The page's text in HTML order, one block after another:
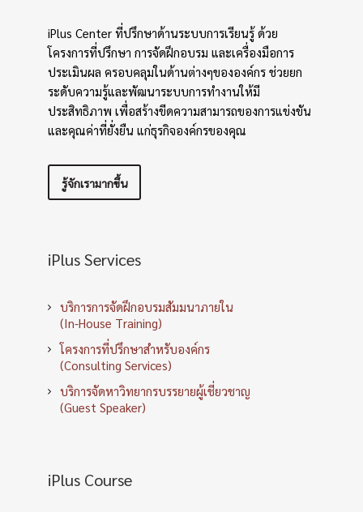
iPlus Center ที่ปรึกษาด้านระบบการเรียนรู้ ด้วย
โครงการที่ปรึกษา การจัดฝึกอบรม และเครื่องมือการ
ประเมินผล ครอบคลุมในด้านต่างๆขององค์กร ช่วยยก
ระดับความรู้และพัฒนาระบบการทำงานให้มี
ประสิทธิภาพ เพื่อสร้างขีดความสามารถของการแข่งขัน
และคุณค่าที่ยั่งยืน แก่ธุรกิจองค์กรของคุณ
รู้จักเรามากขึ้น
iPlus Services
บริการการจัดฝึกอบรมสัมมนาภายใน
(In-House Training)
โครงการที่ปรึกษาสำหรับองค์กร
(Consulting Services)
บริการจัดหาวิทยากรบรรยายผู้เชี่ยวชาญ
(Guest Speaker)
iPlus Course